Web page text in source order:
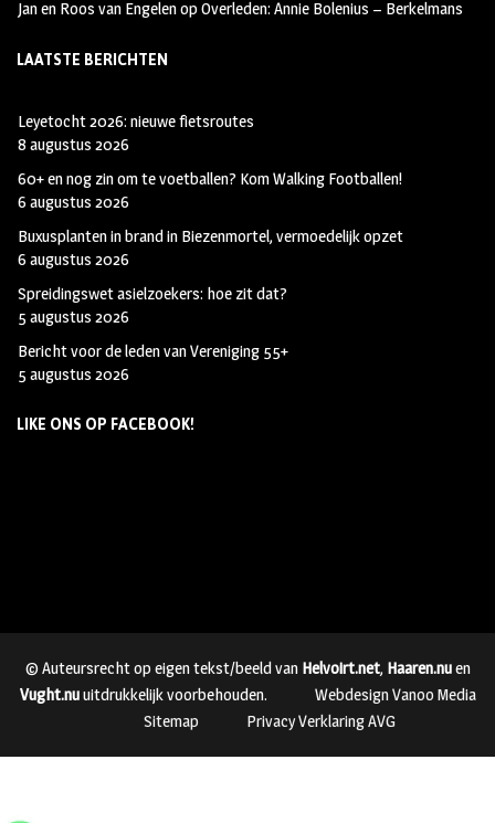
Jan en Roos van EngelenopOverleden: Annie Bolenius – Berkelmans
LAATSTE BERICHTEN
Leyetocht 2026: nieuwe fietsroutes
8 augustus 2026
60+ en nog zin om te voetballen? Kom Walking Footballen!
6 augustus 2026
Buxusplanten in brand in Biezenmortel, vermoedelijk opzet
6 augustus 2026
Spreidingswet asielzoekers: hoe zit dat?
5 augustus 2026
Bericht voor de leden van Vereniging 55+
5 augustus 2026
LIKE ONS OP FACEBOOK!
© Auteursrecht op eigen tekst/beeld van Helvoirt.net, Haaren.nuen
Vught.nuuitdrukkelijk voorbehouden.
Webdesign Vanoo Media
Sitemap
Privacy Verklaring AVG